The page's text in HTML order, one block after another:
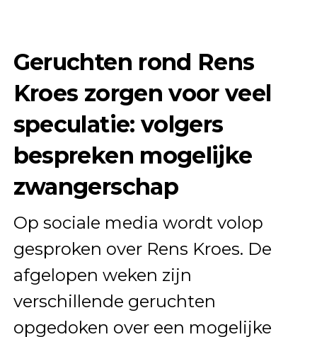
Geruchten rond Rens
Kroes zorgen voor veel
speculatie: volgers
bespreken mogelijke
zwangerschap
Op sociale media wordt volop
gesproken over Rens Kroes. De
afgelopen weken zijn
verschillende geruchten
opgedoken over een mogelijke